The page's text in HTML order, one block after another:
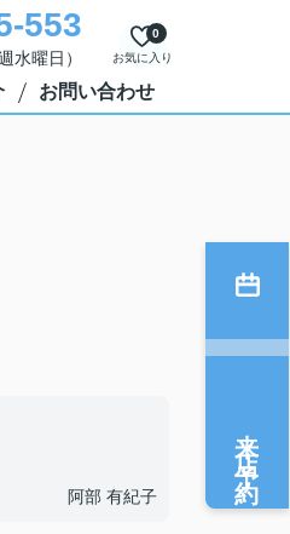
553
曜日） お気に入り
0
お問い合わせ
阿部 有紀子
来店予約